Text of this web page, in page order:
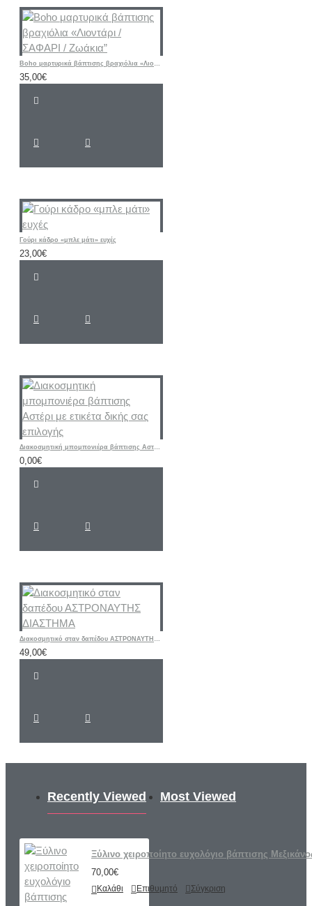
Boho μαρτυρικά βάπτισης βραχιόλια «Λιοντάρι / ΣΑΦΑΡΙ / Ζωάκια”
35,00€
Γούρι κάδρο «μπλε μάτι» ευχές
23,00€
Διακοσμητική μπομπονιέρα βάπτισης Αστέρι με ετικέτα δικής σας επιλογής
0,00€
Διακοσμητικό σταν δαπέδου ΑΣΤΡΟΝΑΥΤΗΣ ΔΙΑΣΤΗΜΑ
49,00€
Recently Viewed Most Viewed
Ξύλινο χειροποίητο ευχολόγιο βάπτισης
70,00€
Καλάθι Επιθυμητό Σύγκριση